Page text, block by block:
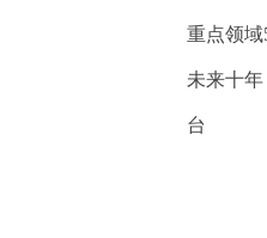
重点领域
未来十
台